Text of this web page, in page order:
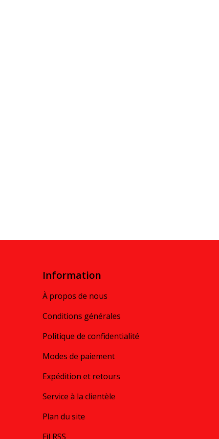
Information
À propos de nous
Conditions générales
Politique de confidentialité
Modes de paiement
Expédition et retours
Service à la clientèle
Plan du site
Fil RSS